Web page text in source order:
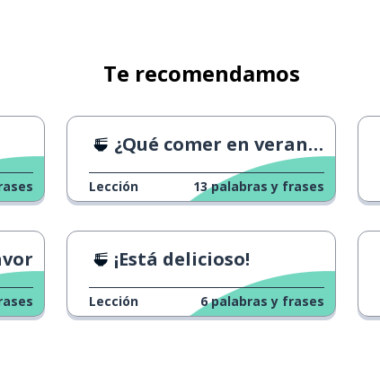
Te recomendamos
¿Qué comer en verano?
Lección 13 palabras y frases
¡Está delicioso!
Lección 6 palabras y frases